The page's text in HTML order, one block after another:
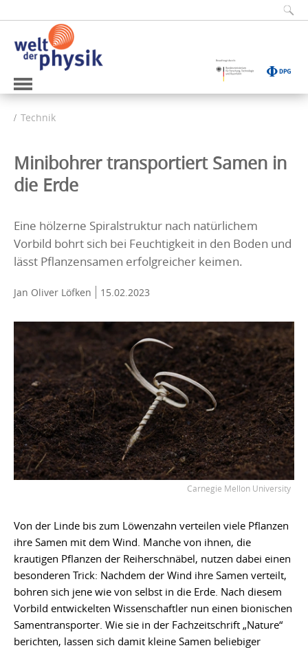
Technik
Minibohrer transportiert Samen in
die Erde
Eine hölzerne Spiralstruktur nach natürlichem
Vorbild bohrt sich bei Feuchtigkeit in den Boden und
lässt Pflanzensamen erfolgreicher keimen.
Jan Oliver Löfken 15.02.2023
Carnegie Mellon University
Von der Linde bis zum Löwenzahn verteilen viele Pflanzen
ihre Samen mit dem Wind. Manche von ihnen, die
krautigen Pflanzen der Reiherschnäbel, nutzen dabei einen
besonderen Trick: Nachdem der Wind ihre Samen verteilt,
bohren sich jene wie von selbst in die Erde. Nach diesem
Vorbild entwickelten Wissenschaftler nun einen bionischen
Samentransporter. Wie sie in der Fachzeitschrift „Nature“
berichten, lassen sich damit kleine Samen beliebiger